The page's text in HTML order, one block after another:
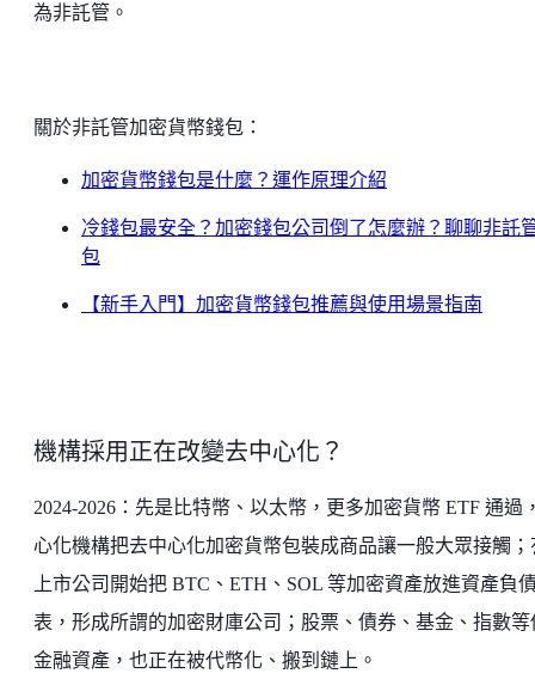
為非託管。
關於非託管加密貨幣錢包：
加密貨幣錢包是什麼？運作原理介紹
冷錢包最安全？加密錢包公司倒了怎麼辦？聊聊非託
包
【新手入門】加密貨幣錢包推薦與使用場景指南
機構採用正在改變去中心化？
2024-2026：先是比特幣、以太幣，更多加密貨幣 ETF 通過
心化機構把去中心化加密貨幣包裝成商品讓一般大眾接觸；
上市公司開始把 BTC、ETH、SOL 等加密資產放進資產負
表，形成所謂的加密財庫公司；股票、債券、基金、指數等
金融資產，也正在被代幣化、搬到鏈上。